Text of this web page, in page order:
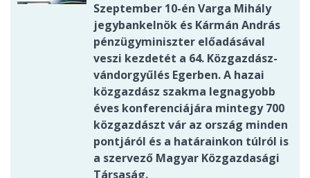
Szeptember 10-én Varga Mihály
jegybankelnök és Kármán András
pénzügyminiszter előadásával
veszi kezdetét a 64. Közgazdász-
vándorgyűlés Egerben. A hazai
közgazdász szakma legnagyobb
éves konferenciájára mintegy 700
közgazdászt vár az ország minden
pontjáról és a határainkon túlról is
a szervező Magyar Közgazdasági
Társaság.